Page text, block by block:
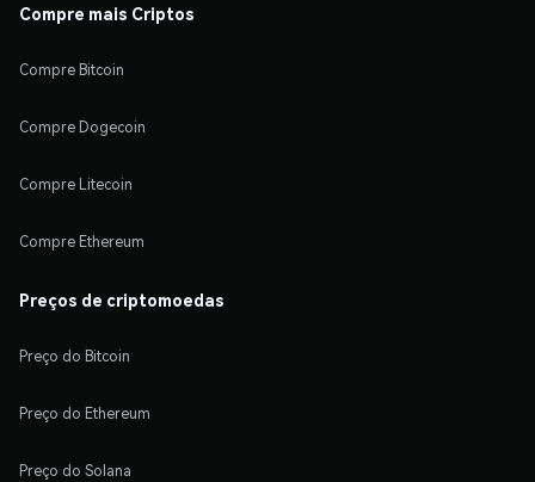
Compre mais Criptos
Compre Bitcoin
Compre Dogecoin
Compre Litecoin
Compre Ethereum
Preços de criptomoedas
Preço do Bitcoin
Preço do Ethereum
Preço do Solana